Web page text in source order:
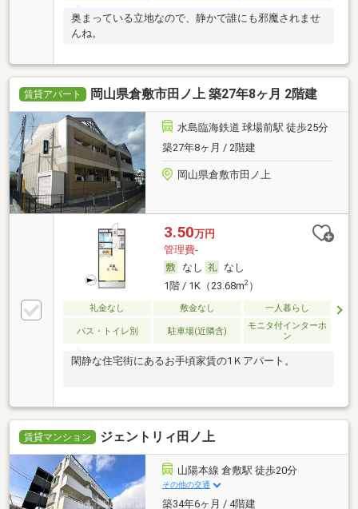
奥まっている立地なので、静かで誰にも邪魔されませ
んね。
賃貸アパート 岡山県倉敷市田ノ上 築27年8ヶ月 2階建
水島臨海鉄道 球場前駅 徒歩25分
築27年8ヶ月 / 2階建
岡山県倉敷市田ノ上
3.50万円
管理費-
なし
なし
1階 / 1K（23.68m2）
礼金なし 敷金なし 一人暮らし
バス・トイレ別 駐車場(近隣含)
モニタ付インターホ
ン
閑静な住宅街にあるお手頃家賃の1Ｋアパート。
賃貸マンション ジェントリィ田ノ上
山陽本線 倉敷駅 徒歩20分
その他の交通
築34年6ヶ月 / 4階建